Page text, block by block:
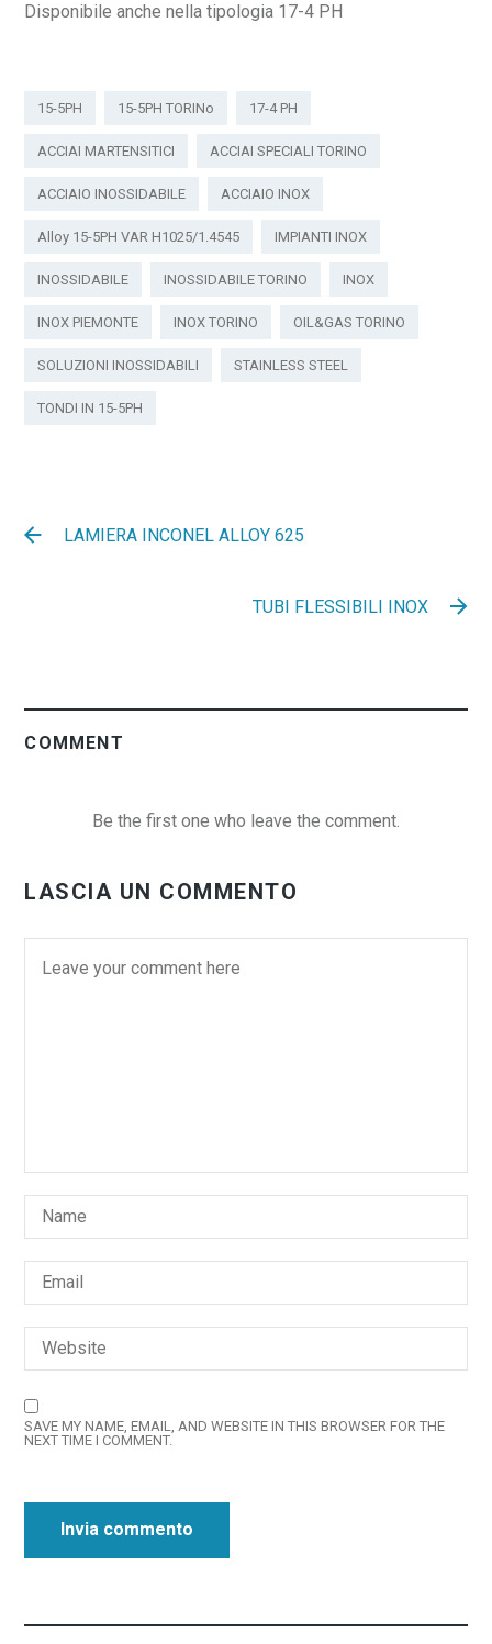
Disponibile anche nella tipologia 17-4 PH
15-5PH 15-5PH TORINo 17-4 PH
ACCIAI MARTENSITICI ACCIAI SPECIALI TORINO
ACCIAIO INOSSIDABILE ACCIAIO INOX
Alloy 15-5PH VAR H1025/1.4545 IMPIANTI INOX
INOSSIDABILE INOSSIDABILE TORINO INOX
INOX PIEMONTE INOX TORINO OIL&GAS TORINO
SOLUZIONI INOSSIDABILI STAINLESS STEEL
TONDI IN 15-5PH
LAMIERA INCONEL ALLOY 625
TUBI FLESSIBILI INOX
COMMENT
Be the first one who leave the comment.
LASCIA UN COMMENTO
SAVE MY NAME, EMAIL, AND WEBSITE IN THIS BROWSER FOR THE
NEXT TIME I COMMENT.